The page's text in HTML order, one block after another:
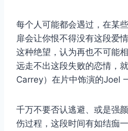
每个人可能都会遇过，在某
扉会让你恨不得没有这段爱
这种绝望，认为再也不可能
远走不出这段失败的恋情，
Carrey）在片中饰演的Joel
千万不要否认逃避、或是强
伤过程，这段时间有如结痂